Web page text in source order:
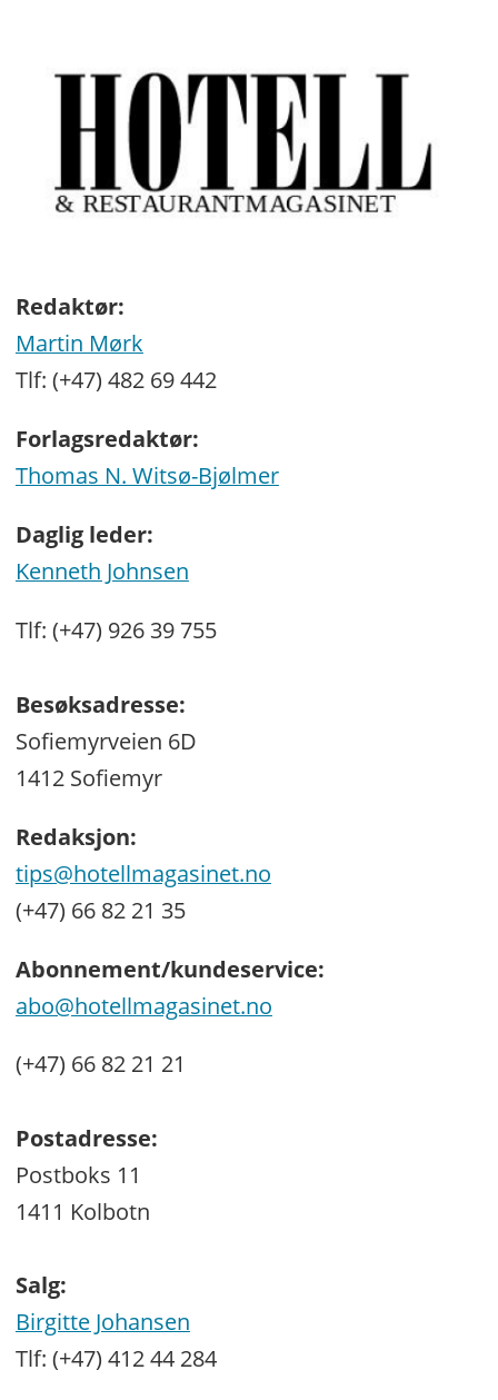
Redaktør:
Martin Mørk
Tlf: (+47) 482 69 442
Forlagsredaktør:
Thomas N. Witsø-Bjølmer
Daglig leder:
Kenneth Johnsen
Tlf: (+47) 926 39 755
Besøksadresse:
Sofiemyrveien 6D
1412 Sofiemyr
Redaksjon:
tips@hotellmagasinet.no
(+47) 66 82 21 35
Abonnement/kundeservice:
abo@hotellmagasinet.no
(+47) 66 82 21 21
Postadresse:
Postboks 11
1411 Kolbotn
Salg:
Birgitte Johansen
Tlf: (+47) 412 44 284